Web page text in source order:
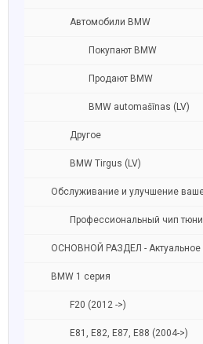
Автомобили BMW
Покупают BMW
Продают BMW
BMW automašīnas (LV)
Другое
BMW Tirgus (LV)
Обслуживание и улучшение
Профессиональный чип
ОСНОВНОЙ РАЗДЕЛ - Актуальное
BMW 1 серия
F20 (2012 ->)
E81, E82, E87, E88 (2004->)